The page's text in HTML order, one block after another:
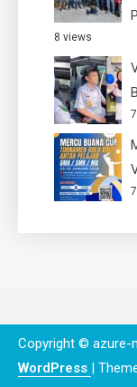
8 views
Copyright © azure-
WordPress |